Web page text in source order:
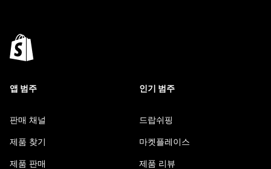
앱 범주
판매 채널
제품 찾기
제품 판매
인기 범주
드랍쉬핑
마켓플레이스
제품 리뷰